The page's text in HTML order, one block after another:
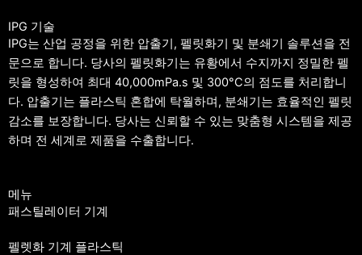
IPG 기술
IPG는 산업 공정을 위한 압출기, 펠릿화기 및 분쇄기 솔루션을 전
문으로 합니다. 당사의 펠릿화기는 유황에서 수지까지 정밀한 펠
릿을 형성하여 최대 40,000mPa.s 및 300°C의 점도를 처리합니
다. 압출기는 플라스틱 혼합에 탁월하며, 분쇄기는 효율적인 펠릿
감소를 보장합니다. 당사는 신뢰할 수 있는 맞춤형 시스템을 제공
하며 전 세계로 제품을 수출합니다.
메뉴
패스틸레이터 기계
펠렛화 기계 플라스틱